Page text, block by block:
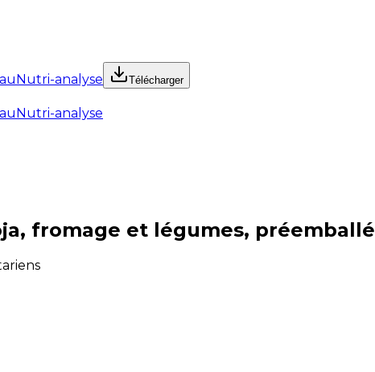
Nutri-analyse
Télécharger
Nutri-analyse
fromage et légumes, préemballé